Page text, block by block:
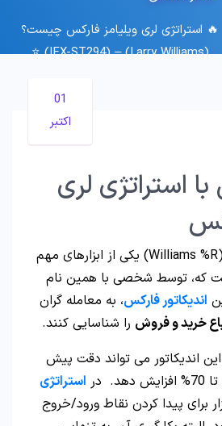
🔥 استراتژی لری ویلیامز فارکس چیست؟
(Larry Williams) – (IFX-ST294) ⭐️
01
اکتبر
استراتژی لری
(Williams %R) یکی از ابزارهای مهم
که، توسط شخصی با همین نام
اندیکاتور فارکس، به معامله‌ گران
خرید و فروش را شناسایی کنند.
این اندیکاتور می‌ تواند دقت پیش‌
در
استراتژی
برای پیدا کردن نقاط ورود/خروج